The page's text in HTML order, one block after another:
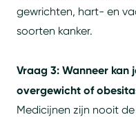
gewrichten, hart- en
soorten kanker.
Vraag 3: Wanneer kan
overgewicht of
Medicijnen zijn nooit